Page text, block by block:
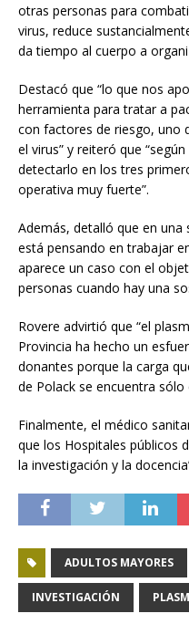
otras personas para
virus, reduce
da tiempo al cuerpo a
Destacó que “lo que nos
herramienta para tratar a
con factores de riesgo, uno
el virus” y reiteró que
detectarlo en los tres
operativa muy fuerte”.
Además, detalló que en
está pensando en trabajar
aparece un caso con el
personas cuando hay una
Rovere advirtió que “el
Provincia ha hecho un
donantes porque la carga
de Polack se encuentra
Finalmente, el médico
que los Hospitales públicos
la investigación y la
ADULTOS MAYORES
INVESTIGACIÓN